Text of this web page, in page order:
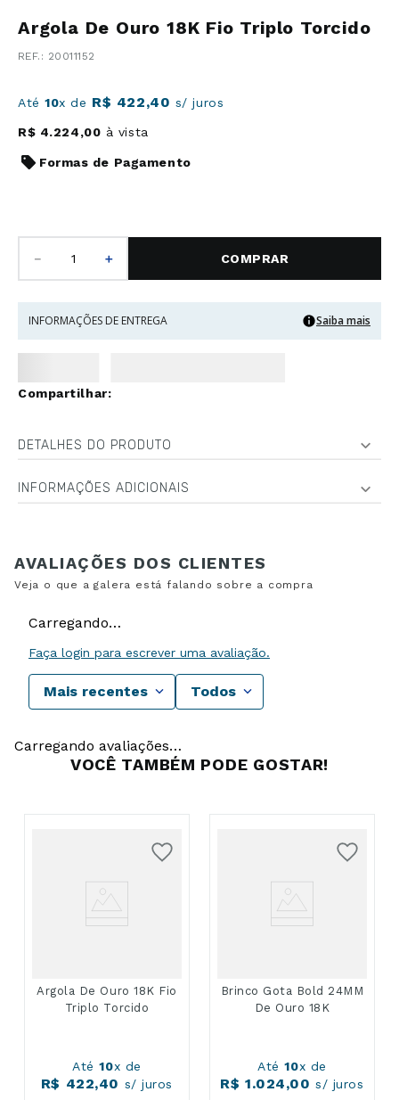
Argola De Ouro 18K Fio Triplo Torcido
: 20011152
Até10x de R$ 422,40 s/ juros
R$ 4.224,00 à vista
Formas de Pagamento
＋
－ COMPRAR
INFORMAÇÕES DE ENTREGA Saiba mais
DETALHES DO PRODUTO
INFORMAÇÕES ADICIONAIS
Carregando…
Faça login para escrever uma avaliação.
Mais recentes Todos
Carregando avaliações…
VOCÊ TAMBÉM PODE GOSTAR!
Argola De Ouro 18K Fio
Triplo Torcido
Até10x de
R$ 422,40 s/ juros
Brinco Gota Bold 24MM
De Ouro 18K
Até10x de
R$ 1.024,00 s/ juros